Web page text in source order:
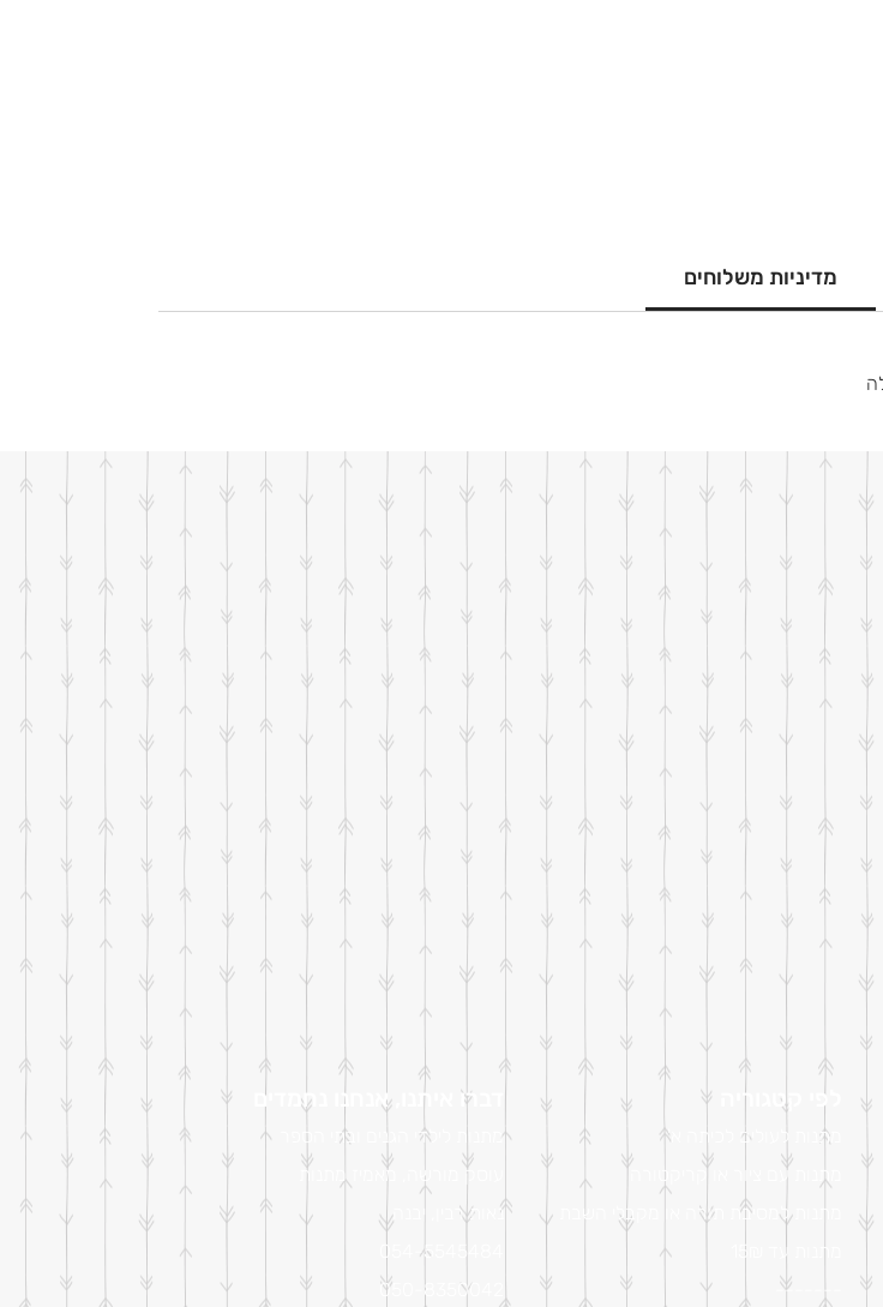
מדיניות משלוחים
דברו איתנו, אנחנו נחמדים
מתנות לילדי הגנים ובתי הספר
עוסק מורשה, מאמיז מתנות
נאות רבין, יבנה
054-5545484
050-8350042
לפי קטגוריה
מתנות לעולים לכיתה א'
מתנות עם ציור או קריקטורה
מתנות למסיבת תורה או מקבלי השבת
מתנות עד 15₪
-------